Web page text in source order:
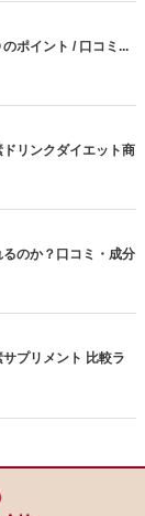
ポイント / 口コミ...
リンクダイエット商
のか？口コミ・成分
プリメント 比較ラ